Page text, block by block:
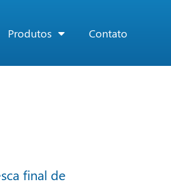
Produtos Contato
final de